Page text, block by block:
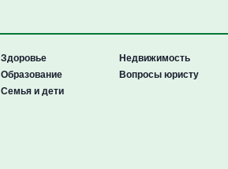
Здоровье
Образование
Семья и дети
Недвижимость
Вопросы юристу